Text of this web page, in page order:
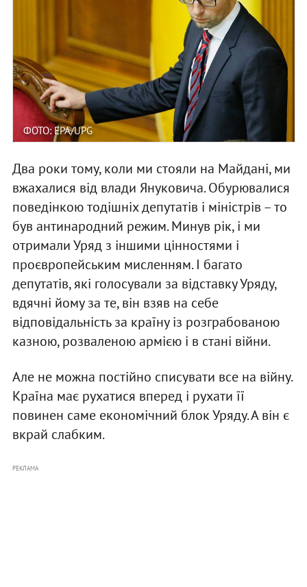
ФОТО: EPA/UPG
Два роки тому, коли ми стояли на Майдані, ми
вжахалися від влади Януковича. Обурювалися
поведінкою тодішніх депутатів і міністрів – то
був антинародний режим. Минув рік, і ми
отримали Уряд з іншими цінностями і
проєвропейським мисленням. І багато
депутатів, які голосували за відставку Уряду,
вдячні йому за те, він взяв на себе
відповідальність за країну із розграбованою
казною, розваленою армією і в стані війни.
Але не можна постійно списувати все на війну.
Країна має рухатися вперед і рухати її
повинен саме економічний блок Уряду. А він є
вкрай слабким.
РЕКЛАМА